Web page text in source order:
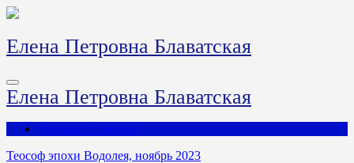
Перейти
содержимому
Елена Петровна Блаватская
Елена Петровна Блаватская
Главная Страница
Теософ эпохи Водолея, ноябрь 2023